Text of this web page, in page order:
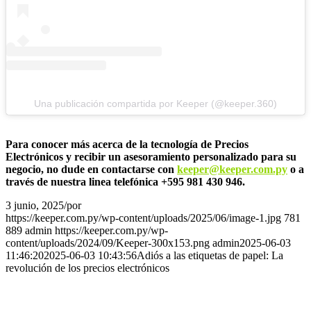
Una publicación compartida por Keeper (@keeper.360)
Para conocer más acerca de la tecnología de Precios
Electrónicos y recibir un asesoramiento personalizado para su
negocio, no dude en contactarse con keeper@keeper.com.py o a
través de nuestra linea telefónica +595 981 430 946.
3 junio, 2025/por
https://keeper.com.py/wp-content/uploads/2025/06/image-1.jpg 781
889 admin https://keeper.com.py/wp-
content/uploads/2024/09/Keeper-300x153.png admin2025-06-03
11:46:202025-06-03 10:43:56Adiós a las etiquetas de papel: La
revolución de los precios electrónicos